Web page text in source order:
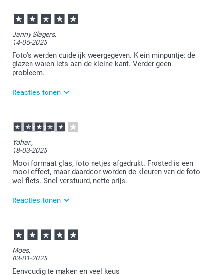
15-07-2025
13:31
Bedankt voor je review. Fijn om te horen dat je
tevreden bent over de opdruk. We zullen je tip over
de preview van het glas mee nemen om ons te
blijven verbeteren. Bedankt dat je de moeite hebt
genomen om dit aan ons door te geven.
Janny Slagers,
14-05-2025
Foto's werden duidelijk weergegeven. Klein minpuntje: de
glazen waren iets aan de kleine kant. Verder geen
probleem.
Reacties tonen
14-05-2025
12:46
Bedankt voor je review. Wat fijn om te lezen dat je
de kleine kant vond. De formaten staan wel op onze
website beschreven onder specificaties. Wellicht heb
je dit over het hoofd gezien. Wij gaan het in ieder
geval meenemen als tip. Alsnog heel veel plezier van
Yohan,
18-03-2025
Mooi formaat glas, foto netjes afgedrukt. Frosted is een
mooi effect, maar daardoor worden de kleuren van de foto
wel flets. Snel verstuurd, nette prijs.
Reacties tonen
19-03-2025
09:03
Bedankt voor je review. Wat fijn om te lezen dat je
opnemen met de klantenservice
(service@smartphoto.nl) en dan even een foto
Moes,
03-01-2025
Eenvoudig te maken en veel keus